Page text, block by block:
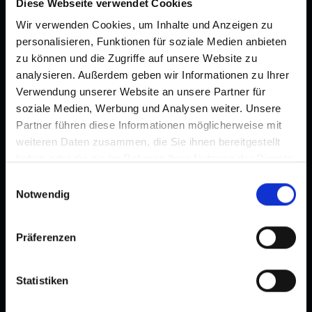
Diese Webseite verwendet Cookies
Wir verwenden Cookies, um Inhalte und Anzeigen zu
personalisieren, Funktionen für soziale Medien anbieten
zu können und die Zugriffe auf unsere Website zu
analysieren. Außerdem geben wir Informationen zu Ihrer
Verwendung unserer Website an unsere Partner für
soziale Medien, Werbung und Analysen weiter. Unsere
Partner führen diese Informationen möglicherweise mit
weiteren Daten zusammen, die Sie ihnen bereitgestellt
Notwendig
Präferenzen
Statistiken
In this episode, Lena Heining from Interzero and
Petra Dobrocka from byrd discuss the complexities
and legal requirements around packaging
compliance for e-commerce companies in Europe.